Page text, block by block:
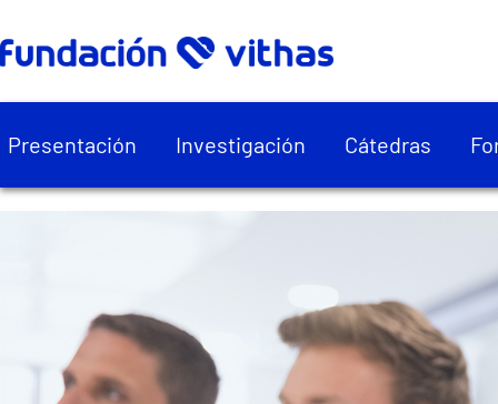
Presentación Investigación Cátedras